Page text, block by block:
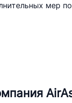
мер